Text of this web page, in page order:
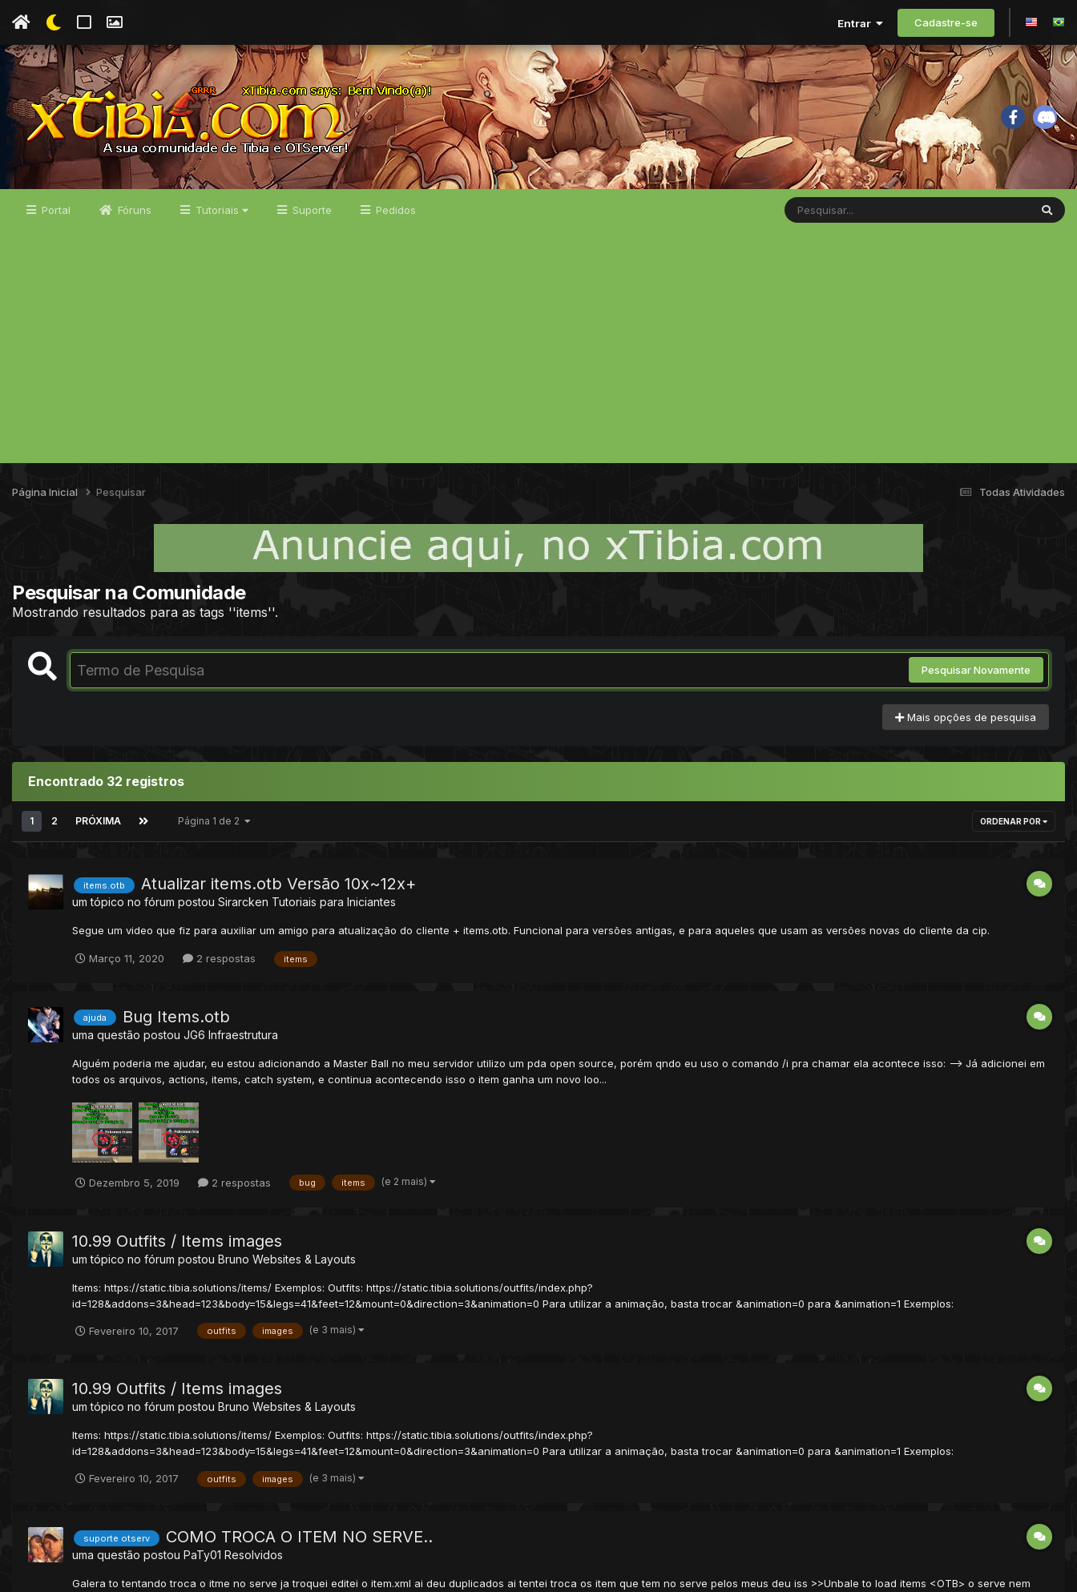
Entrar Cadastre-se
Portal Fóruns Tutoriais Suporte Pedidos
Todas Atividades
Página Inicial Pesquisar
Pesquisar na Comunidade
Mostrando resultados para as tags ''items''.
Pesquisar Novamente
Mais opções de pesquisa
Encontrado 32 registros
1 2 PRÓXIMA Página 1 de 2 ORDENAR POR
items.otb Atualizar items.otb Versão 10x~12x+
um tópico no fórum postou Sirarcken Tutoriais para Iniciantes
Segue um video que fiz para auxiliar um amigo para atualização do cliente + items.otb. Funcional para versões antigas, e para aqueles que usam as versões novas do cliente da cip.
Março 11, 2020 2 respostas items
ajuda Bug Items.otb
uma questão postou JG6 Infraestrutura
Alguém poderia me ajudar, eu estou adicionando a Master Ball no meu servidor utilizo um pda open source, porém qndo eu uso o comando /i pra chamar ela acontece isso: --> Já adicionei em
todos os arquivos, actions, items, catch system, e continua acontecendo isso o item ganha um novo loo...
Dezembro 5, 2019 2 respostas bug items (e 2 mais)
10.99 Outfits / Items images
um tópico no fórum postou Bruno Websites & Layouts
Items: https://static.tibia.solutions/items/ Exemplos: Outfits: https://static.tibia.solutions/outfits/index.php?
id=128&addons=3&head=123&body=15&legs=41&feet=12&mount=0&direction=3&animation=0 Para utilizar a animação, basta trocar &animation=0 para &animation=1 Exemplos:
Fevereiro 10, 2017 outfits images (e 3 mais)
10.99 Outfits / Items images
um tópico no fórum postou Bruno Websites & Layouts
Items: https://static.tibia.solutions/items/ Exemplos: Outfits: https://static.tibia.solutions/outfits/index.php?
id=128&addons=3&head=123&body=15&legs=41&feet=12&mount=0&direction=3&animation=0 Para utilizar a animação, basta trocar &animation=0 para &animation=1 Exemplos:
Fevereiro 10, 2017 outfits images (e 3 mais)
suporte otserv COMO TROCA O ITEM NO SERVE..
uma questão postou PaTy01 Resolvidos
Galera to tentando troca o itme no serve ja troquei editei o item.xml ai deu duplicados ai tentei troca os item que tem no serve pelos meus deu iss >>Unbale to load items <OTB> o serve nem